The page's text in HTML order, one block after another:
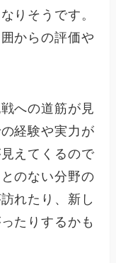
りそうです。
からの評価や
への道筋が見
経験や実力が
えてくるので
のない分野の
れたり、新し
たりするかも